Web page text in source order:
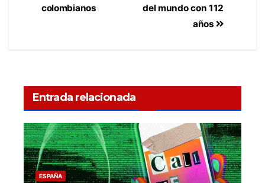
del mundo con 112
años
colombianos
Entrada relacionada
ESPAÑA